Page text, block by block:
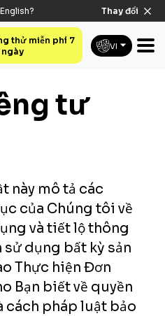
English? Thay đổi
thử miễn phí 7
ngày
VI
tư
này mô tả các
của Chúng tôi về
và tiết lộ thông
sử dụng bất kỳ sản
Thực hiện Đơn
Bạn biết về quyền
cách pháp luật bảo